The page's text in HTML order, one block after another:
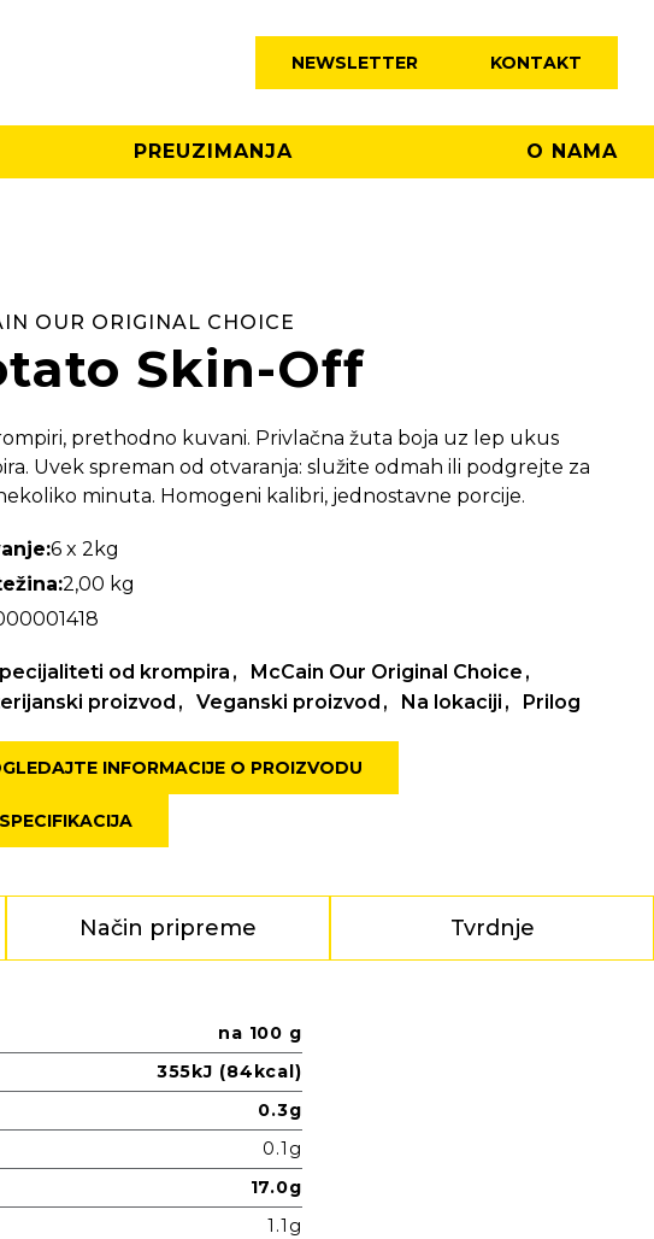
NEWSLETTER KONTAKT
PREUZIMANJA O NAMA
OUR ORIGINAL CHOICE
Skin-Off
prethodno kuvani. Privlačna žuta boja uz lep ukus
Uvek spreman od otvaranja: služite odmah ili podgrejte za
minuta. Homogeni kalibri, jednostavne porcije.
6 x 2kg
2,00 kg
od krompira
McCain Our Original Choice
proizvod
Veganski proizvod Na lokaciji Prilog
INFORMACIJE O PROIZVODU
SPECIFIKACIJA
Način pripreme Tvrdnje
na 100 g
355kJ (84kcal)
0.3g
0.1g
17.0g
1.1g